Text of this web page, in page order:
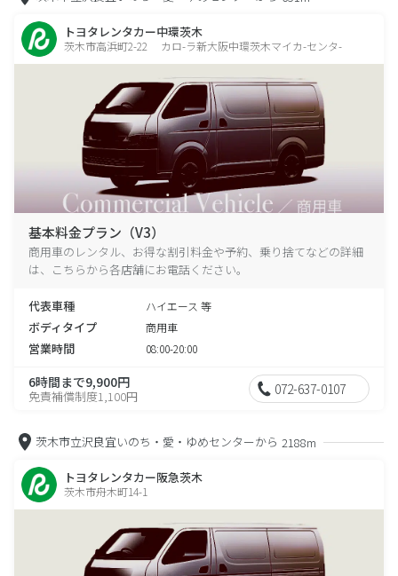
トヨタレンタカー中環茨木
茨木市高浜町2-22 カロ-ラ新大阪中環茨木マイカ-センタ-
基本料金プラン（V3）
商用車のレンタル、お得な割引料金や予約、乗り捨てなどの詳細
は、こちらから各店舗にお電話ください。
代表車種 ハイエース 等
ボディタイプ 商用車
営業時間 08:00-20:00
6時間まで9,900円
免責補償制度1,100円 072-637-0107
茨木市立沢良宜いのち・愛・ゆめセンターから 2188m
トヨタレンタカー阪急茨木
茨木市舟木町14-1